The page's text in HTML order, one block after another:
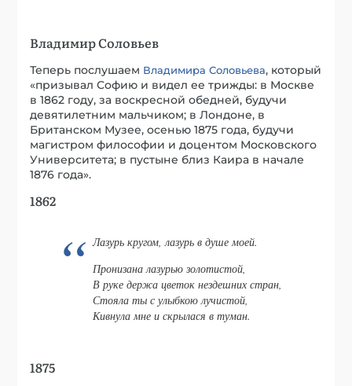
Владимир Соловьев
Теперь послушаем Владимира Соловьева, который
«призывал Софию и видел ее трижды: в Москве
в 1862 году, за воскресной обедней, будучи
девятилетним мальчиком; в Лондоне, в
Британском Музее, осенью 1875 года, будучи
магистром философии и доцентом Московского
Университета; в пустыне близ Каира в начале
1876 года».
1862
Лазурь кругом, лазурь в душе моей.
Пронизана лазурью золотистой,
В руке держа цветок нездешних стран,
Стояла ты с улыбкою лучистой,
Кивнула мне и скрылася в туман.
1875